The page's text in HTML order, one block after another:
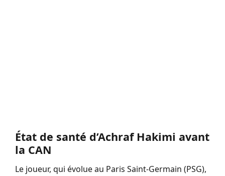
État de santé d’Achraf Hakimi avant
la CAN
Le joueur, qui évolue au Paris Saint-Germain (PSG),